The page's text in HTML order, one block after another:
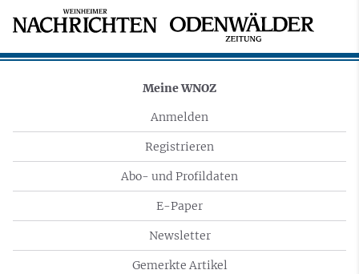
Meine WNOZ
Anmelden
Registrieren
Abo- und Profildaten
E-Paper
Newsletter
Gemerkte Artikel